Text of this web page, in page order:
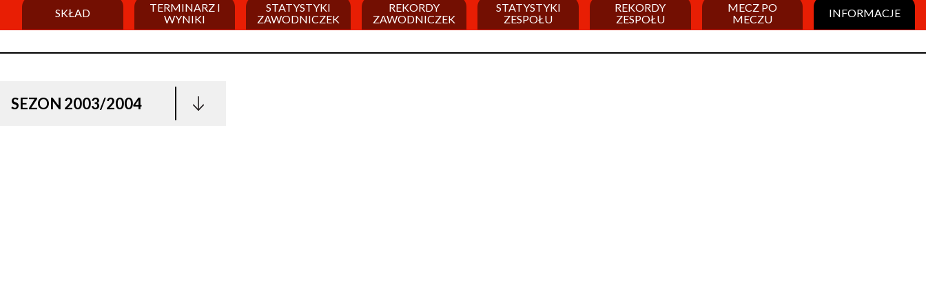
SKŁAD
TERMINARZ I
WYNIKI
STATYSTYKI
ZAWODNICZEK
REKORDY
ZAWODNICZEK
STATYSTYKI
ZESPOŁU
REKORDY
ZESPOŁU
MECZ PO
MECZU
INFORMACJE
SEZON 2003/2004